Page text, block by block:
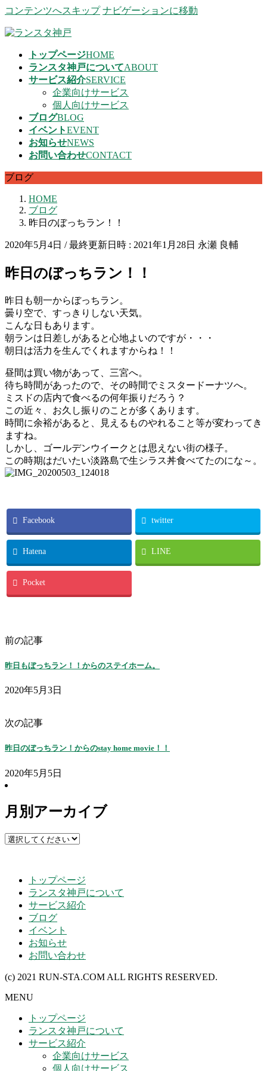
コンテンツへスキップ ナビゲーションに移動
トップページHOME
ランスタ神戸についてABOUT
サービス紹介SERVICE
企業向けサービス
個人向けサービス
ブログBLOG
イベントEVENT
お知らせNEWS
お問い合わせCONTACT
ブログ
HOME
ブログ
昨日のぼっちラン！！
2020年5月4日 / 最終更新日時 : 2021年1月28日 永瀬 良輔
昨日のぼっちラン！！
昨日も朝一からぼっちラン。
曇り空で、すっきりしない天気。
こんな日もあります。
朝ランは日差しがあると心地よいのですが・・・
朝日は活力を生んでくれますからね！！
昼間は買い物があって、三宮へ。
待ち時間があったので、その時間でミスタードーナツへ。
ミスドの店内で食べるの何年振りだろう？
この近々、お久し振りのことが多くあります。
時間に余裕があると、見えるものやれること等が変わってき
ますね。
しかし、ゴールデンウイークとは思えない街の様子。
この時期はだいたい淡路島で生シラス丼食べてたのにな～。
Facebook twitter
Hatena LINE
Pocket
前の記事
昨日もぼっちラン！！からのステイホーム。
2020年5月3日
次の記事
昨日のぼっちラン！からのstay home movie！！
2020年5月5日
月別アーカイブ
トップページ
ランスタ神戸について
サービス紹介
ブログ
イベント
お知らせ
お問い合わせ
(c) 2021 RUN-STA.COM ALL RIGHTS RESERVED.
MENU
トップページ
ランスタ神戸について
サービス紹介
企業向けサービス
個人向けサービス